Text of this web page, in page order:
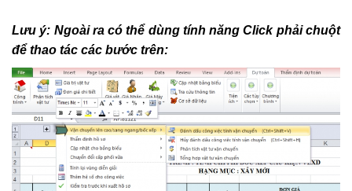
Lưu ý: Ngoài ra có thể dùng tính năng Click phải chuột
để thao tác các bước trên: